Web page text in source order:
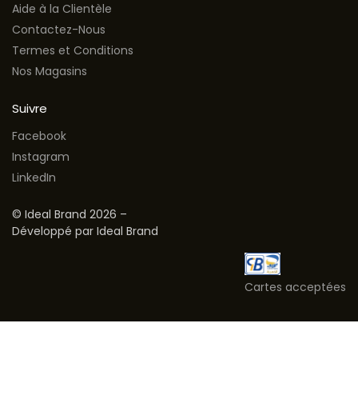
Aide à la Clientèle
Contactez-Nous
Termes et Conditions
Nos Magasins
Suivre
Facebook
Instagram
LinkedIn
© Ideal Brand 2026 –
Développé par Ideal Brand
Cartes acceptées